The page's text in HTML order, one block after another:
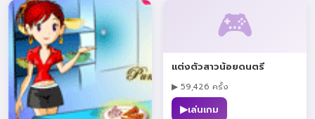
🎮
แต่งตัวสาวน้อยดนตรี
▶ 59,426 ครั้ง
▶เล่นเกม